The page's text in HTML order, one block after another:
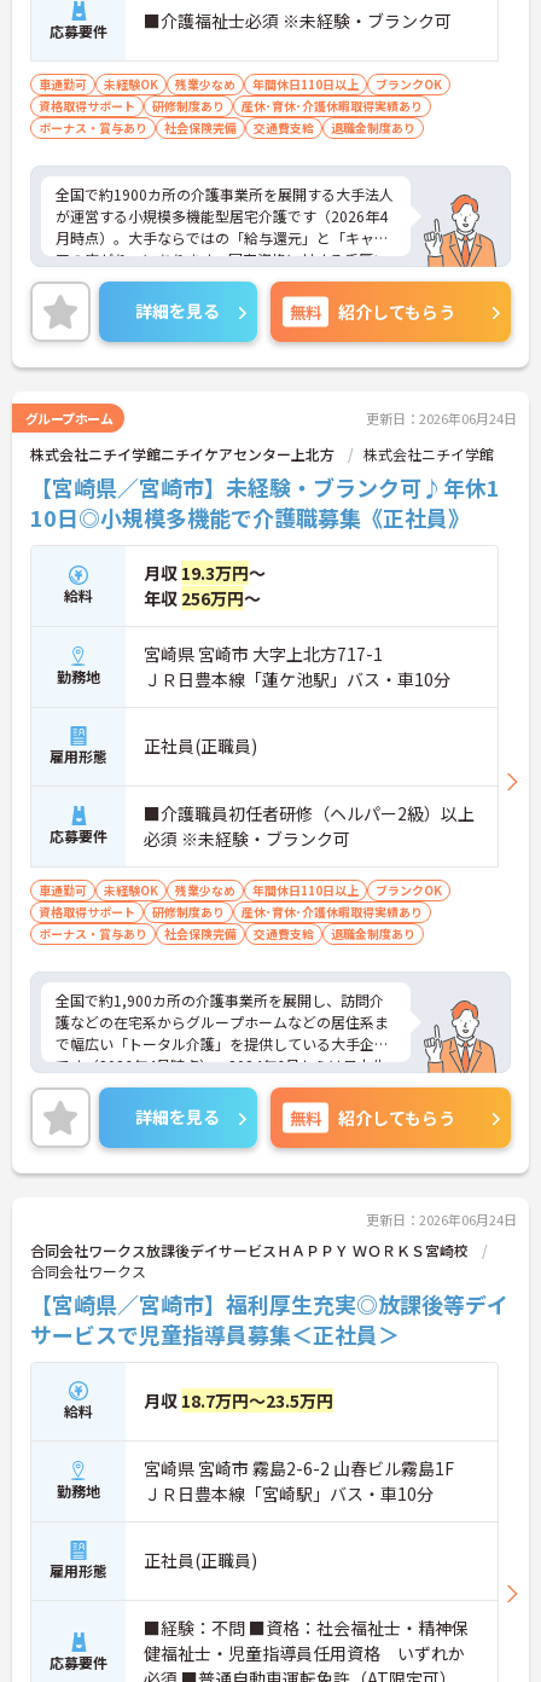
リアアップ制度や、就業後の資格取得を積極的にサ
ポートする体制が整っています。
＜大手・日本生命グループだからこその安定感＞
「全国約1,900カ所を展開し、日本生命グループに
加わった大手企業ならではのコンプライアンスと福
利厚生の充実度が安心の決め手です。基本給に加え
て最大2万円の勤続年数手当や、早朝・夜間・深夜
手当等も支給されるので頑張りが収入に直結しま
す。退職金や退職慰労金制度も整っているため、年
齢を重ねても将来の不安を感じることなく、長く腰
を据えて働き続けられる環境です。
応募要件 ■介護福祉士必須 ※未経験・ブランク可
車通勤可 未経験OK 残業少なめ 年間休日110日以上
ブランクOK
資格取得サポート
研修制度あり
産休･育休･介護休暇取得実績あり
ボーナス・賞与あり
社会保険完備 交通費支給 退職金制度あり
全国で約1900カ所の介護事業所を展開する大手法人
が運営する小規模多機能型居宅介護です（2026年4
月時点）。大手ならではの「給与還元」と「キャリ
アの広がり」にあります。国家資格に対する手厚い
資格手当はもちろん、勤続年数や時間帯別手当など
の各種手当が充実しており、これまでのご経験がし
っかりと給与に反映される仕組みが整っています。
また、全国展開の強固な基盤があるため、現場の介
護職からスタートし、将来的にはリーダー、サービ
ステップアップが明確に描けます。階層別の研修制
度も完備されており、役職に就いた後も継続的なフ
ォローアップを受けられます。ご自身の専門性を高
めながら、安定した高待遇でキャリアを築きたい方
にぜひ挑戦していただきたい職場です。
＜介護福祉士の資格・経験を最大限に評価する給与
体系＞
・国家資格に対する手厚い資格手当が支給され、ベ
ースアップを実現しやすいです
・経験年数や日々の頑張りを正当に評価する制度が
あり、モチベーションが収入に直結しやすいです
・大手法人ならではの賞与や、各種手当（時間帯
別・家族手当など）で安定した高待遇♪
確なキャリアパス＞
・現場のプロフェッショナルから、管理者やマネジ
メント職への早期ステップアップも目指せいます
・全国規模のネットワークを活かし、将来的には別
サービスやケアマネジャーへの挑戦も支援されます
・階層別研修や役職者向けマネジメント研修が充実
しており、将来を見据えた成長をバックアップ
＜ライフステージが変わっても長く活躍できる圧倒
的な安定基盤＞
・ご家族の状況に応じた手当や、企業主導型保育所
・「通い・泊まり・訪問」の幅広いケアに携わるこ
とで、介護福祉士としてのスキルをさらに磨ける環
境です
・大手の組織力を活かした労務管理でワークライフ
バランスを推進し、腰を据えて長期就業できます
詳細を見る 無料 紹介してもらう
グループホーム 更新日：2026年06月24日
株式会社ニチイ学館ニチイケアセンター上北方 株式会社ニチイ学館
【宮崎県／宮崎市】未経験・ブランク可♪年休1
10日◎小規模多機能で介護職募集《正社員》
給料
月収 19.3万円～
年収 256万円～
勤務地
宮崎県 宮崎市 大字上北方717-1
ＪＲ日豊本線「蓮ケ池駅」バス・車10分
雇用形態 正社員(正職員)
応募要件
■介護職員初任者研修（ヘルパー2級）以上
必須 ※未経験・ブランク可
車通勤可 未経験OK 残業少なめ 年間休日110日以上
ブランクOK
資格取得サポート
研修制度あり
産休･育休･介護休暇取得実績あり
ボーナス・賞与あり
社会保険完備 交通費支給 退職金制度あり
全国で約1,900カ所の介護事業所を展開し、訪問介
護などの在宅系からグループホームなどの居住系ま
で幅広い「トータル介護」を提供している大手企業
です（2026年4月時点）。2024年6月からは日本生
命グループの一員となり、さらに安定した経営基盤
のもとでお客様に安心をお届けしています。職員一
人ひとりの「働きやすさ」と「キャリア」を大切に
する社風が特徴です。福利厚生が非常に充実してお
り、10歳～18歳のお子様を持つ方への「子ども手
「保育利用手当」など、仕事と子育ての両立を強力
にバックアップしています。 また、資格取得を目指
せる支援制度（会社負担やキャッシュバック）が整
っており、スキルアップやキャリアアップ（サービ
ス提供責任者、管理者など）に向けた段階的な研修
も豊富です。日々の頑張りは手当や賃金制度でしっ
かりと評価されるため、高いモチベーションを保ち
ながら長く安心して働ける環境です。
＜お持ちの資格や経験を正当に評価する給与＞
り還元します
・勤続年数に応じた手当があり長期的な就業モチベ
ーションを維持できます
・大手法人ならではの明確な評価軸で着実なステッ
プアップが可能です
＜ライフステージの変化に寄り添う各種手当＞
・企業主導型保育所の利用も相談可能で子育て世代
にも合う環境です
・充実した福利厚生で生活の基盤をサポートし安心
詳細を見る 無料 紹介してもらう
更新日：2026年06月24日
合同会社ワークス放課後デイサービスＨＡＰＰＹ ＷＯＲＫＳ宮崎校
合同会社ワークス
【宮崎県／宮崎市】福利厚生充実◎放課後等デイ
サービスで児童指導員募集＜正社員＞
給料 月収 18.7万円～23.5万円
勤務地
宮崎県 宮崎市 霧島2-6-2 山春ビル霧島1F
ＪＲ日豊本線「宮崎駅」バス・車10分
雇用形態 正社員(正職員)
応募要件
■経験：不問 ■資格：社会福祉士・精神保
健福祉士・児童指導員任用資格 いずれか